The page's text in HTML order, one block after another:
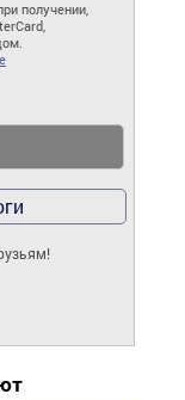
получении,